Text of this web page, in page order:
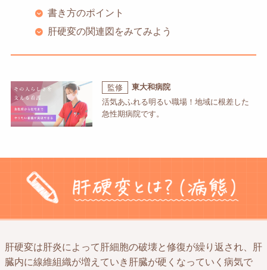
書き方のポイント
肝硬変の関連図をみてみよう
監修
東大和病院
活気あふれる明るい職場！地域に根差した
急性期病院です。
肝硬変は肝炎によって肝細胞の破壊と修復が繰り返され、肝
臓内に線維組織が増えていき肝臓が硬くなっていく病気で